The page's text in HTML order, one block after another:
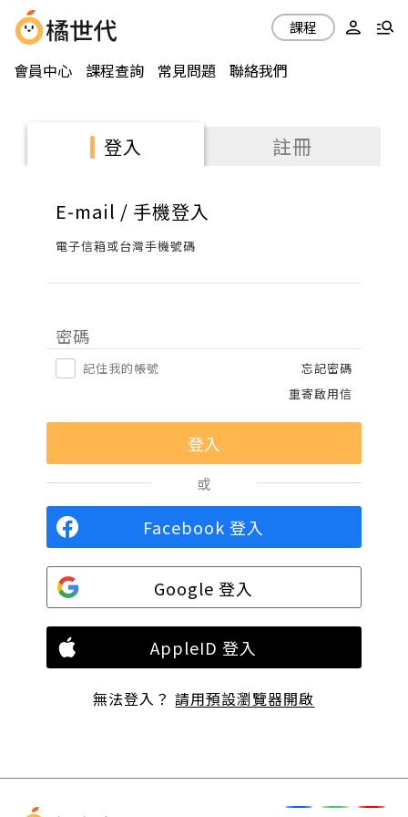
會員中心 課程查詢 常見問題 聯絡我們
課程
登入 註冊
E-mail / 手機登入
電子信箱或台灣手機號碼
密碼
記住我的帳號
忘記密碼
重寄啟用信
或
Facebook 登入
Google 登入
AppleID 登入
無法登入？請用預設瀏覽器開啟